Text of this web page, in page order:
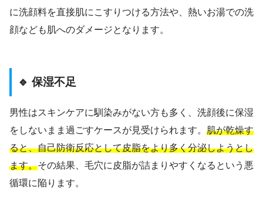
に洗顔料を直接肌にこすりつける方法や、熱いお湯での洗
顔なども肌へのダメージとなります。
🔹 保湿不足
男性はスキンケアに馴染みがない方も多く、洗顔後に保湿
をしないまま過ごすケースが見受けられます。 肌が乾燥す
ると、自己防衛反応として皮脂をより多く分泌しようとし
ます。その結果、毛穴に皮脂が詰まりやすくなるという悪
循環に陥ります。